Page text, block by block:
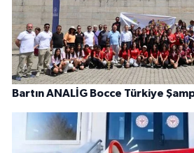
Bartın ANALİG Bocce Türkiye